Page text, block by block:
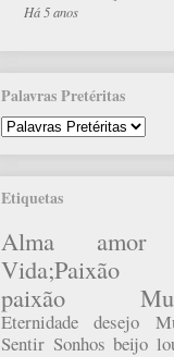
Há 5 anos
Palavras Pretéritas
Etiquetas
Alma amor
Vida;Paixão
paixão
Eternidade desejo
Sentir Sonhos beijo